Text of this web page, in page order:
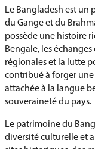
Le Bangladesh est un
du Gange et du
possède une histoire
Bengale, les
régionales et la lutte
contribué à forger
attachée à la langue
souveraineté du pays.
Le patrimoine du
diversité culturelle et